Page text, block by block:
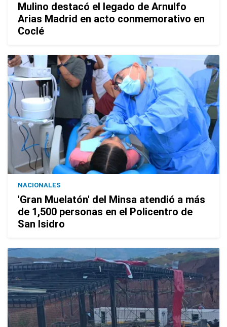
Mulino destacó el legado de Arnulfo
Arias Madrid en acto conmemorativo en
Coclé
NACIONALES
'Gran Muelatón' del Minsa atendió a más
de 1,500 personas en el Policentro de
San Isidro